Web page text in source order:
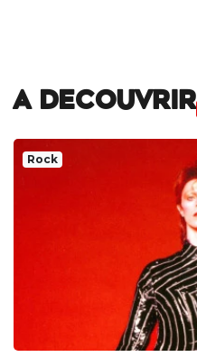
A DECOUVRIR
Rock